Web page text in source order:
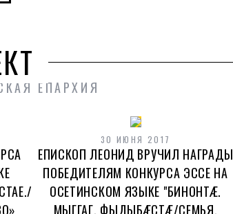
ЕПАРХИЯ
30 ИЮНЯ 2017
ЕПИСКОП ЛЕОНИД ВРУЧИЛ НАГРАДЫ
ПОБЕДИТЕЛЯМ КОНКУРСА ЭССЕ НА
ОСЕТИНСКОМ ЯЗЫКЕ "БИНОНТÆ.
МЫГГАГ. ФЫДЫБÆСТÆ/СЕМЬЯ.